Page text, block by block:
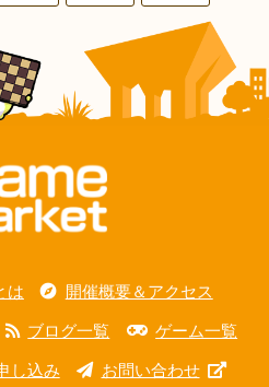
は 開催概要＆アクセス
ブログ一覧 ゲーム一覧
し込み お問い合わせ